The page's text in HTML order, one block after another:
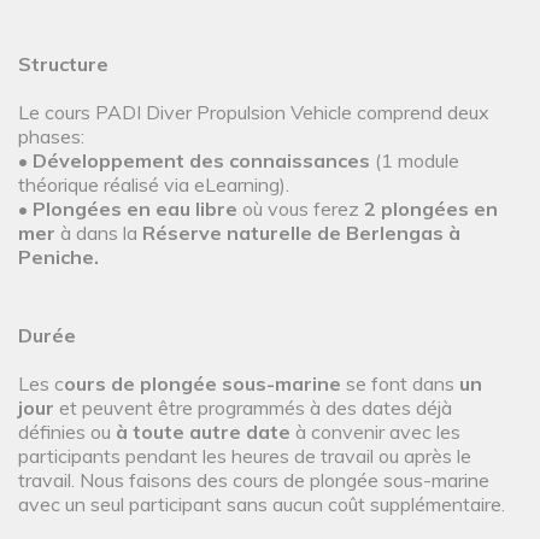
Structure
Le cours PADI Diver Propulsion Vehicle comprend deux
phases:
• Développement des connaissances (1 module
théorique réalisé via eLearning).
• Plongées en eau libre où vous ferez 2 plongées en
mer à dans la Réserve naturelle de Berlengas à
Peniche.
Durée
Les cours de plongée sous-marine se font dans un
jour et peuvent être programmés à des dates déjà
définies ou à toute autre date à convenir avec les
participants pendant les heures de travail ou après le
travail. Nous faisons des cours de plongée sous-marine
avec un seul participant sans aucun coût supplémentaire.